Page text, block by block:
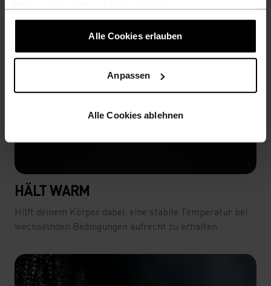
Alle Cookies erlauben
Anpassen
Alle Cookies ablehnen
-20°
-25°
-30°
-20°
-25°
-30°
HÄLT WARM
Hilft deinem Körper dabei, eine stabile Temperatur bei
wechselnden Bedingungen aufrecht zu erhalten.